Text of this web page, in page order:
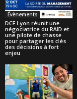
Évènements
DCF Lyon réunit une
négociatrice du RAID et
une pilote de chasse
pour partager les clés
des décisions à fort
enjeu